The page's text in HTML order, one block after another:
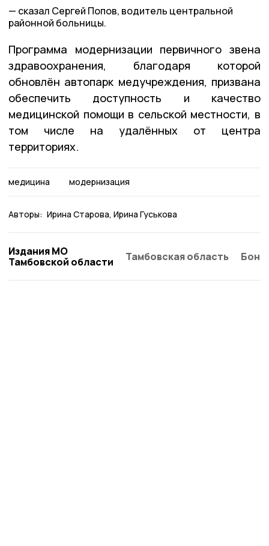
сказал Сергей Попов, водитель центральной
районной больницы.
Программа модернизации первичного звена
здравоохранения, благодаря которой
обновлён автопарк медучреждения, призвана
обеспечить доступность и качество
медицинской помощи в сельской местности, в
том числе на удалённых от центра
территориях.
медицина модернизация
Авторы: Ирина Старова Ирина Гуськова
Издания МО
Тамбовской области
Тамбовская область